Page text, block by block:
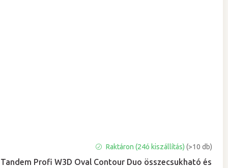
Tandem Profi W3D Oval Contour Duo összecsukható és
Raktáron (24ó kiszállítás) (>10 db)